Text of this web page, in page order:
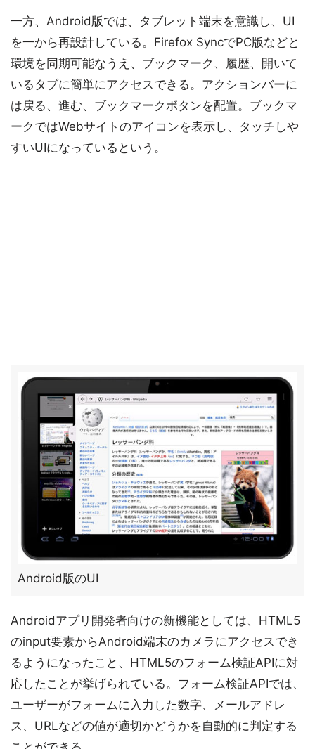
一方、Android版では、タブレット端末を意識し、UI
を一から再設計している。Firefox SyncでPC版などと
環境を同期可能なうえ、ブックマーク、履歴、開いて
いるタブに簡単にアクセスできる。アクションバーに
は戻る、進む、ブックマークボタンを配置。ブックマ
ークではWebサイトのアイコンを表示し、タッチしや
すいUIになっているという。
Android版のUI
Androidアプリ開発者向けの新機能としては、HTML5
のinput要素からAndroid端末のカメラにアクセスでき
るようになったこと、HTML5のフォーム検証APIに対
応したことが挙げられている。フォーム検証APIでは、
ユーザーがフォームに入力した数字、メールアドレ
ス、URLなどの値が適切かどうかを自動的に判定する